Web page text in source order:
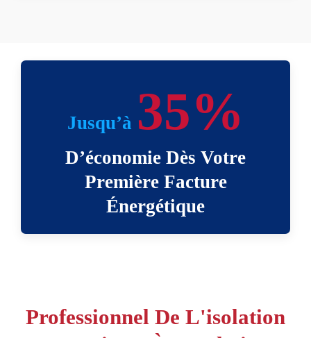
Jusqu’à 35%
D’économie Dès Votre
Première Facture
Énergétique
Professionnel De L'isolation